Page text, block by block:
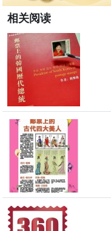
相关阅读